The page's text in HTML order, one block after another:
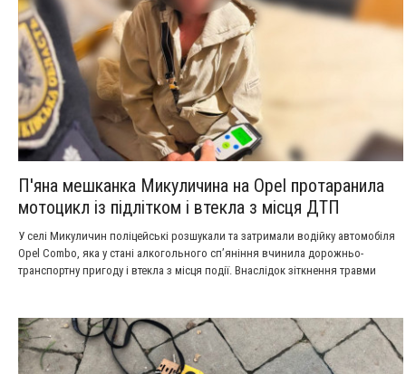
П'яна мешканка Микуличина на Opel протаранила
мотоцикл із підлітком і втекла з місця ДТП
У селі Микуличин поліцейські розшукали та затримали водійку автомобіля
Opel Combo, яка у стані алкогольного сп’яніння вчинила дорожньо-
транспортну пригоду і втекла з місця події. Внаслідок зіткнення травми